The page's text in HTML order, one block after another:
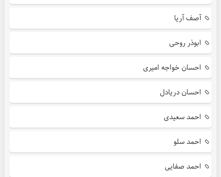
آصف آریا
ابوذر روحی
احسان خواجه امیری
احسان دریادل
احمد سعیدی
احمد سلو
احمد صفایی